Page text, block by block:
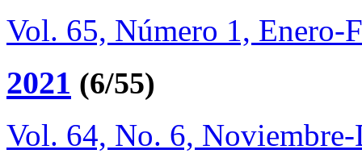
Vol. 65, Número 1, Enero-
2021 (6/55)
Vol. 64, No. 6,